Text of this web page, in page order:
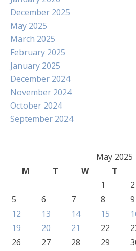
December 2025
May 2025
March 2025
February 2025
January 2025
December 2024
November 2024
October 2024
September 2024
May 2025
M
T W T
1
2
5
6 7 8 9
12
13 14 15
19
20 21 22
26
27 28 29